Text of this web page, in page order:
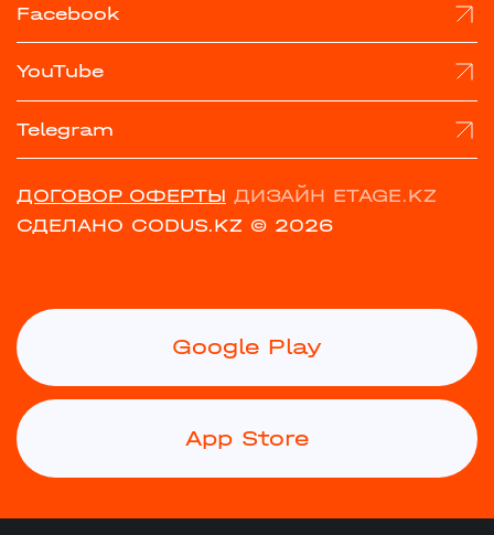
Facebook
YouTube
Telegram
ДОГОВОР ОФЕРТЫ ДИЗАЙН ETAGE.KZ
СДЕЛАНО CODUS.KZ © 2026
Google Play
App Store